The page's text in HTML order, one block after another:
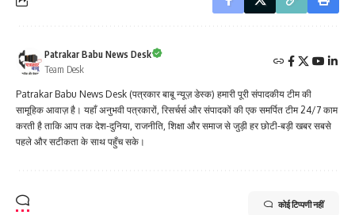
Patrakar Babu News Desk
Team Desk
Patrakar Babu News Desk (पत्रकार बाबू न्यूज़ डेस्क) हमारी पूरी संपादकीय टीम की
सामूहिक आवाज़ है। यहाँ अनुभवी पत्रकारों, रिसर्चर्स और संपादकों की एक समर्पित टीम 24/7 काम
करती है ताकि आप तक देश-दुनिया, राजनीति, शिक्षा और समाज से जुड़ी हर छोटी-बड़ी खबर सबसे
पहले और सटीकता के साथ पहुँच सके।
कोई टिप्पणी नहीं